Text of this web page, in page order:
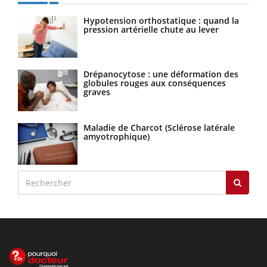
Hypotension orthostatique : quand la
pression artérielle chute au lever
Drépanocytose : une déformation des
globules rouges aux conséquences
graves
Maladie de Charcot (Sclérose latérale
amyotrophique)